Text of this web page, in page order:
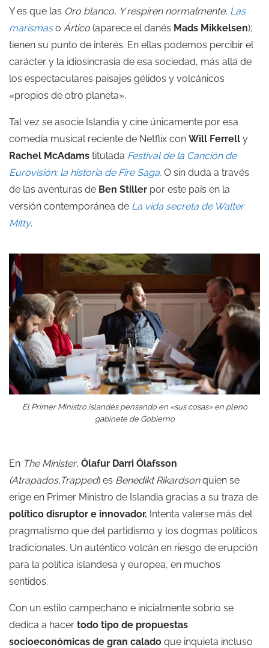
Y es que las Oro blanco, Y respiren normalmente, Las
marismaso Ártico (aparece el danés Mads Mikkelsen);
tienen su punto de interés. En ellas podemos percibir el
carácter y la idiosincrasia de esa sociedad, más allá de
los espectaculares paisajes gélidos y volcánicos
«propios de otro planeta».
Tal vez se asocie Islandia y cine únicamente por esa
comedia musical reciente de Netflix con Will Ferrell y
Rachel McAdams titulada Festival de la Canción de
Eurovisión: la historia de Fire Saga. O sin duda a través
de las aventuras de Ben Stiller por este país en la
versión contemporánea de La vida secreta de Walter
Mitty.
El Primer Ministro islandés pensando en «sus cosas» en pleno
gabinete de Gobierno
En The Minister, Ólafur Darri Ólafsson
(Atrapados,Trapped) es Benedikt Rikardsonquien se
erige en Primer Ministro de Islandia gracias a su traza de
político disruptor e innovador. Intenta valerse más del
pragmatismo que del partidismo y los dogmas políticos
tradicionales. Un auténtico volcán en riesgo de erupción
para la política islandesa y europea, en muchos
sentidos.
Con un estilo campechano e inicialmente sobrio se
dedica a hacer todo tipo de propuestas
socioeconómicas de gran calado que inquieta incluso